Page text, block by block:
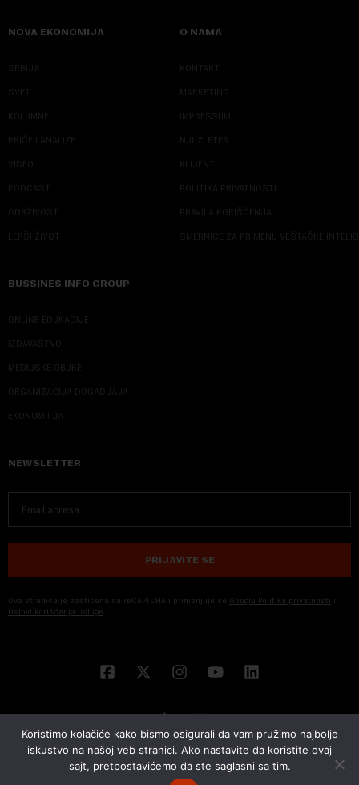
NOVA EKONOMIJA
SRBIJA
SVET
KOLUMNE
PRIČE I ANALIZE
VIDEO
PODCAST
ODRŽIVOST
LEPŠI ŽIVOT
O NAMA
KONTAKT
MARKETING
IMPRESSUM
NJUZLETER
KLIJENTI
POLITIKA PRIVATNOSTI
PRAVILA KORIŠĆENJA
SMERNICE ZA PRIMENU VEŠTAČKE
BUSSINES INFO GROUP
ONLINE EDUKACIJE
IZDAVAŠTVO
MEDIJSKE OBUKE
ORGANIZACIJA DOGADJAJA
EKONOM I JA
NEWSLETTER
PRIJAVITE SE
Ova stranica je zaštićena sa reCAPTCHA i primenjuju se Google Politika privatnosti i
Uslovi korišćenja usluge
© 2026 NOVA EKONOMIJA | SVA PRAVA ZADŽANA | DEVELOPED BY
Koristimo kolačiće kako bismo osigurali da vam pružimo najbolje
iskustvo na našoj veb stranici. Ako nastavite da koristite ovaj
sajt, pretpostavićemo da ste saglasni sa tim.